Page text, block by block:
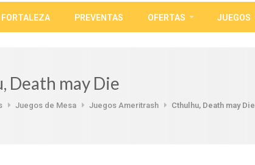
PREVENTAS OFERTAS JUEGOS
Death may Die
Juegos de Mesa Juegos Ameritrash Cthulhu, Death may Die